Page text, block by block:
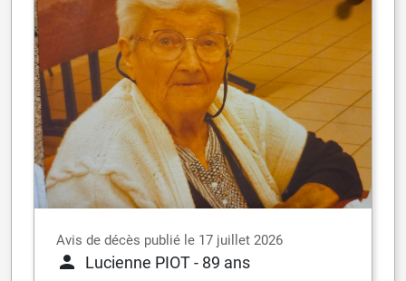
Avis de décès publié le 17 juillet 2026
Lucienne PIOT- 89 ans